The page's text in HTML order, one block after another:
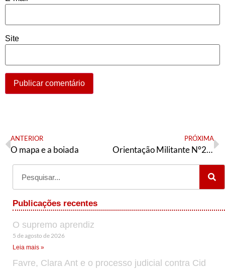
Site
ANTERIOR
O mapa e a boiada
PRÓXIMA
Orientação Militante N°293 ( 13 de agosto de 2021)
Publicações recentes
O supremo aprendiz
5 de agosto de 2026
Leia mais »
Favre, Clara Ant e o processo judicial contra Cid